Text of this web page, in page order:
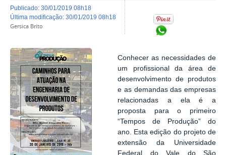
publicado: 30/01/2019 08h18
última modificação: 30/01/2019 08h18
Gersica Brito
Conhecer as necessidades de
um profissional da área de
desenvolvimento de produtos
e as demandas das empresas
relacionadas a ela é a
proposta para o primeiro
“Tempos de Produção” do
ano. Esta edição do projeto de
extensão da Universidade
Federal do Vale do São